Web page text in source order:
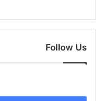
Follow Us